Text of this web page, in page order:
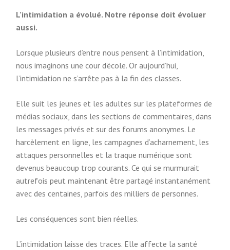
L’intimidation a évolué. Notre réponse doit évoluer
aussi.
Lorsque plusieurs d’entre nous pensent à l’intimidation,
nous imaginons une cour d’école. Or aujourd’hui,
l’intimidation ne s’arrête pas à la fin des classes.
Elle suit les jeunes et les adultes sur les plateformes de
médias sociaux, dans les sections de commentaires, dans
les messages privés et sur des forums anonymes. Le
harcèlement en ligne, les campagnes d’acharnement, les
attaques personnelles et la traque numérique sont
devenus beaucoup trop courants. Ce qui se murmurait
autrefois peut maintenant être partagé instantanément
avec des centaines, parfois des milliers de personnes.
Les conséquences sont bien réelles.
L’intimidation laisse des traces. Elle affecte la santé